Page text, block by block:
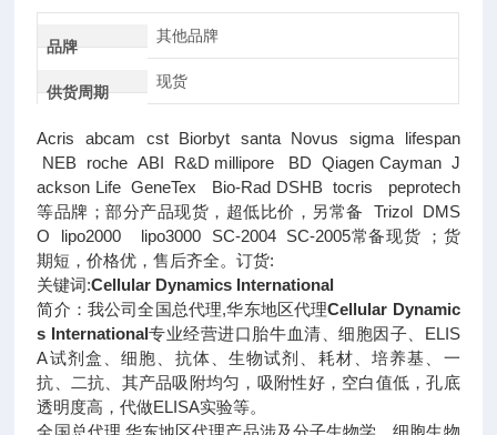
品牌
其他品牌
供货周期
现货
Acris abcam cst Biorbyt santa Novus sigma lifespan
NEB roche ABI R&D millipore BD Qiagen Cayman J
ackson Life GeneTex Bio-Rad DSHB tocris peprotech
等品牌；部分产品现货，超低比价，另常备 Trizol DMS
O lipo2000 lipo3000 SC-2004 SC-2005常备现货 ；货
期短，价格优，售后齐全。订货:
关键词:Cellular Dynamics International
简介：我公司全国总代理,华东地区代理Cellular Dynamic
s International专业经营进口胎牛血清、细胞因子、ELIS
A试剂盒、细胞、抗体、生物试剂、耗材、培养基、一
抗、二抗、其产品吸附均匀，吸附性好，空白值低，孔底
透明度高，代做ELISA实验等。
全国总代理,华东地区代理产品涉及分子生物学、细胞生物